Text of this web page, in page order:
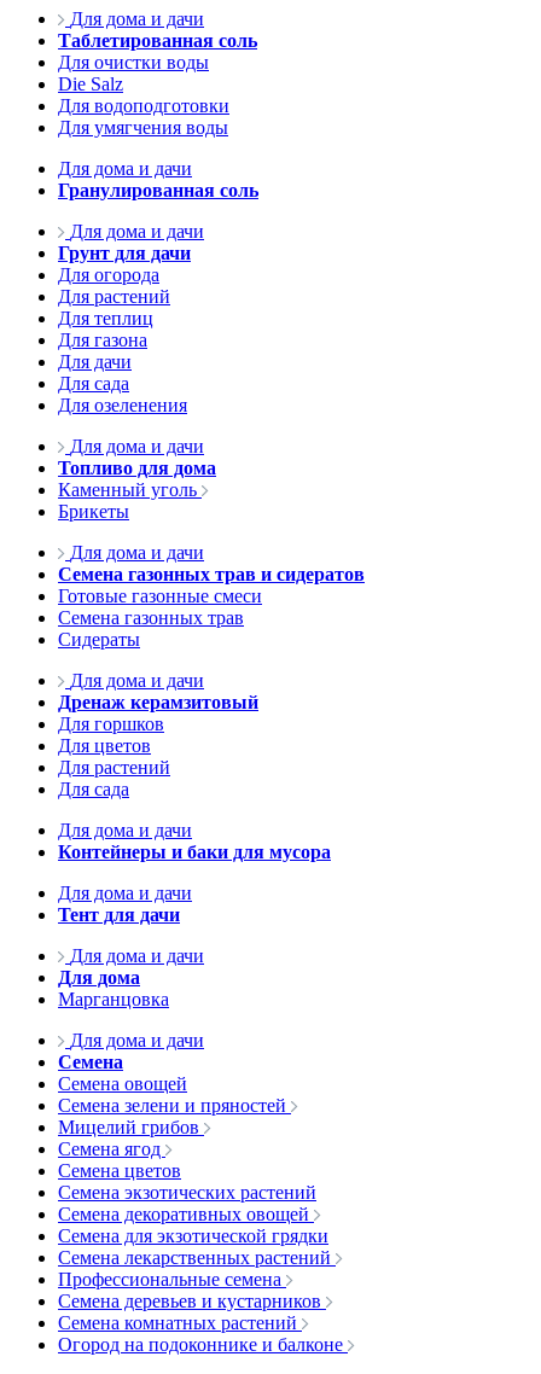
Для дома и дачи
Таблетированная соль
Для очистки воды
Die Salz
Для водоподготовки
Для умягчения воды
Для дома и дачи
Гранулированная соль
Для дома и дачи
Грунт для дачи
Для огорода
Для растений
Для теплиц
Для газона
Для дачи
Для сада
Для озеленения
Для дома и дачи
Топливо для дома
Каменный уголь
Брикеты
Для дома и дачи
Семена газонных трав и сидератов
Готовые газонные смеси
Семена газонных трав
Сидераты
Для дома и дачи
Дренаж керамзитовый
Для горшков
Для цветов
Для растений
Для сада
Для дома и дачи
Контейнеры и баки для мусора
Для дома и дачи
Тент для дачи
Для дома и дачи
Для дома
Марганцовка
Для дома и дачи
Семена
Семена овощей
Семена зелени и пряностей
Мицелий грибов
Семена ягод
Семена цветов
Семена экзотических растений
Семена декоративных овощей
Семена для экзотической грядки
Семена лекарственных растений
Профессиональные семена
Семена деревьев и кустарников
Семена комнатных растений
Огород на подоконнике и балконе